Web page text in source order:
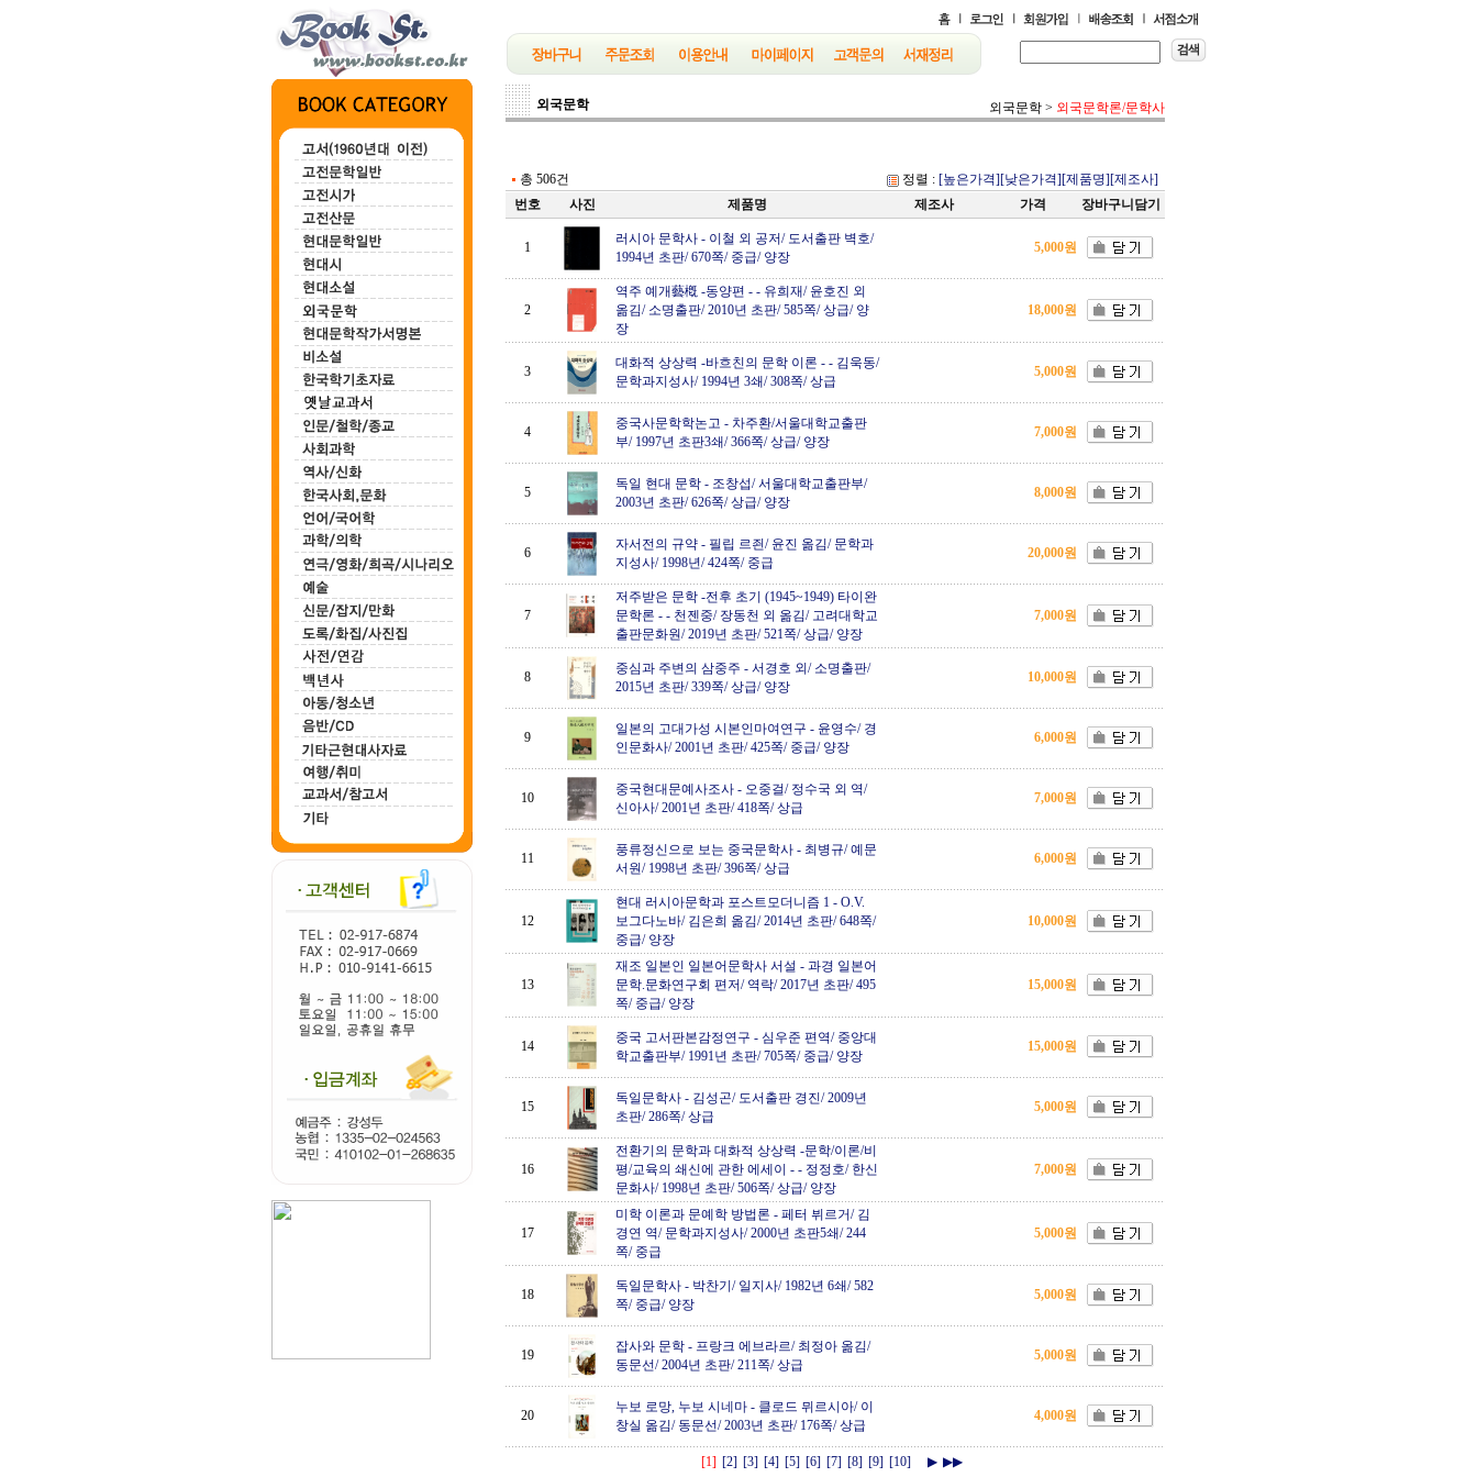
외국문학 외국문학> 외국문학론/문학사
총 506건 정렬 : [높은가격][낮은가격][제품명][제조사]
번호
사진 제품명 제조사 가격 장바구니담기
1
러시아 문학사- 이철 외 공저/ 도서출판 벽호/
1994년 초판/ 670쪽/ 중급/ 양장
5,000원
2
역주 예개藝槪 -동양편 -- 유희재/ 윤호진 외
옮김/ 소명출판/ 2010년 초판/ 585쪽/ 상급/ 양
장
18,000원
3
대화적 상상력 -바흐친의 문학 이론 -- 김욱동/
문학과지성사/ 1994년 3쇄/ 308쪽/ 상급
5,000원
4
중국사문학학논고 - 차주환/서울대학교출판
부/ 1997년 초판3쇄/ 366쪽/ 상급/ 양장
7,000원
5
독일 현대 문학- 조창섭/ 서울대학교출판부/
2003년 초판/ 626쪽/ 상급/ 양장
8,000원
6
자서전의 규약- 필립 르죈/ 윤진 옮김/ 문학과
지성사/ 1998년/ 424쪽/ 중급
20,000원
7
저주받은 문학 -전후 초기 (1945~1949) 타이완
문학론 -- 천젠중/ 장동천 외 옮김/ 고려대학교
출판문화원/ 2019년 초판/ 521쪽/ 상급/ 양장
7,000원
8
중심과 주변의 삼중주 - 서경호 외/ 소명출판/
2015년 초판/ 339쪽/ 상급/ 양장
10,000원
9
일본의 고대가성 시본인마여연구 - 윤영수/ 경
인문화사/ 2001년 초판/ 425쪽/ 중급/ 양장
6,000원
10
중국현대문예사조사- 오중걸/ 정수국 외 역/
신아사/ 2001년 초판/ 418쪽/ 상급
7,000원
11
풍류정신으로 보는 중국문학사- 최병규/ 예문
서원/ 1998년 초판/ 396쪽/ 상급
6,000원
12
현대 러시아문학과 포스트모더니즘 1- O.V.
보그다노바/ 김은희 옮김/ 2014년 초판/ 648쪽/
중급/ 양장
10,000원
13
재조 일본인 일본어문학사 서설 - 과경 일본어
문학.문화연구회 편저/ 역락/ 2017년 초판/ 495
쪽/ 중급/ 양장
15,000원
14
중국 고서판본감정연구 - 심우준 편역/ 중앙대
학교출판부/ 1991년 초판/ 705쪽/ 중급/ 양장
15,000원
15
독일문학사- 김성곤/ 도서출판 경진/ 2009년
초판/ 286쪽/ 상급
5,000원
16
전환기의 문학과 대화적 상상력 -문학/이론/비
평/교육의 쇄신에 관한 에세이 -- 정정호/ 한신
문화사/ 1998년 초판/ 506쪽/ 상급/ 양장
7,000원
17
미학 이론과 문예학 방법론 - 페터 뷔르거/ 김
경연 역/ 문학과지성사/ 2000년 초판5쇄/ 244
쪽/ 중급
5,000원
18
독일문학사- 박찬기/ 일지사/ 1982년 6쇄/ 582
쪽/ 중급/ 양장
5,000원
19
잡사와 문학- 프랑크 에브라르/ 최정아 옮김/
동문선/ 2004년 초판/ 211쪽/ 상급
5,000원
20
누보 로망, 누보 시네마- 클로드 뮈르시아/ 이
창실 옮김/ 동문선/ 2003년 초판/ 176쪽/ 상급
4,000원
[1] [2] [3] [4] [5] [6] [7] [8] [9] [10] ▶ ▶▶